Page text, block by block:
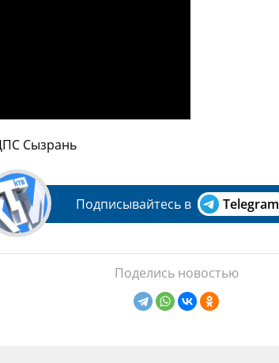
Сызрань
Подписывайтесь в Telegram
Поделись новостью